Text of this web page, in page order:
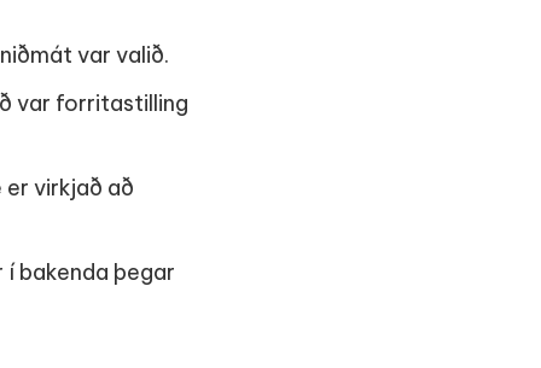
var valið.
var forritastilling
virkjað að
í bakenda þegar